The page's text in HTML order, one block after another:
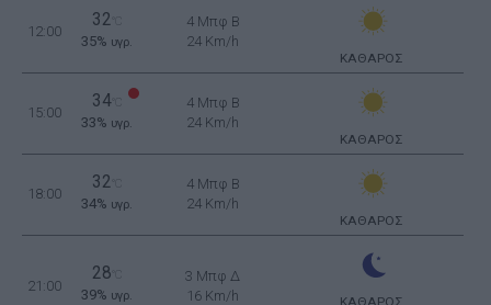
12:00
32
35% υγρ.
4 Μπφ B
24 Km/h
ΚΑΘΑΡΟΣ
15:00
34°C
33% υγρ.
4 Μπφ B
24 Km/h
ΚΑΘΑΡΟΣ
18:00
32
34% υγρ.
4 Μπφ B
24 Km/h
ΚΑΘΑΡΟΣ
21:00
28
39% υγρ.
3 Μπφ Δ
16 Km/h
ΚΑΘΑΡΟΣ